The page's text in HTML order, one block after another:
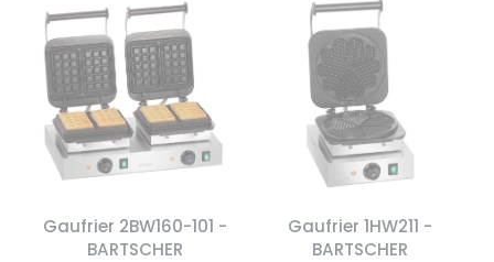
Gaufrier 2BW160-101 -
BARTSCHER
Gaufrier 1HW211 -
BARTSCHER